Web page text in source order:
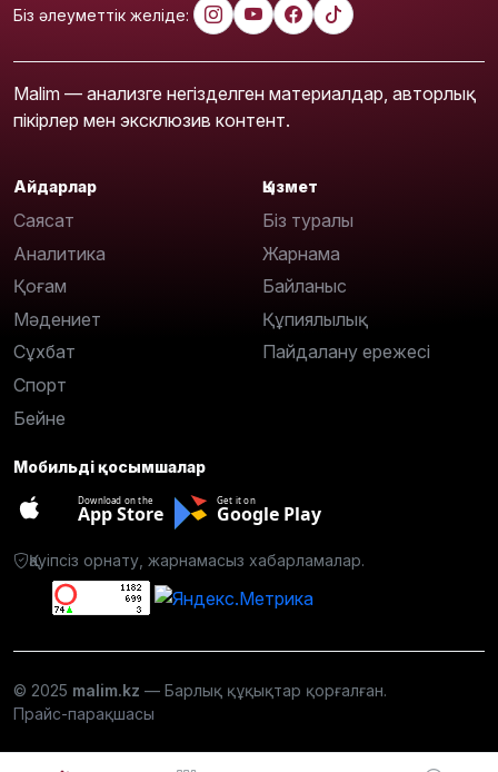
Біз әлеуметтік желіде:
Malim — анализге негізделген материалдар, авторлық
пікірлер мен эксклюзив контент.
Айдарлар
Саясат
Аналитика
Қоғам
Мәдениет
Сұхбат
Спорт
Бейне
Қызмет
Біз туралы
Жарнама
Байланыс
Құпиялылық
Пайдалану ережесі
Мобильді қосымшалар
Download on the
App Store
Get it on
Google Play
Қауіпсіз орнату, жарнамасыз хабарламалар.
© 2025 malim.kz — Барлық құқықтар қорғалған.
Прайс-парақшасы